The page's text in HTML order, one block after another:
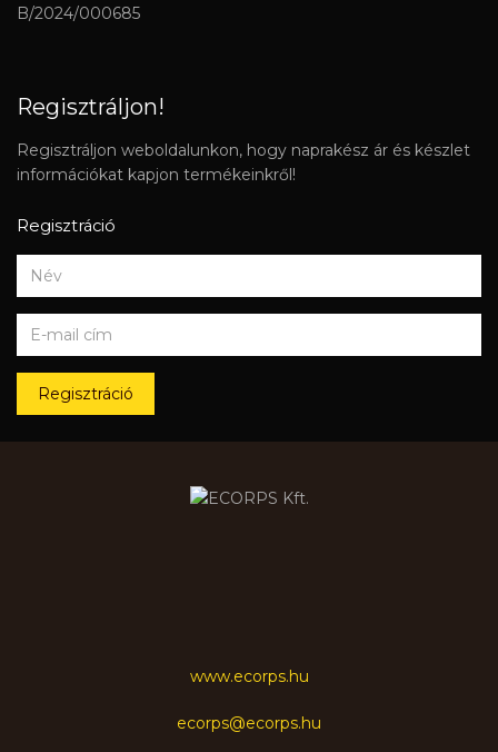
B/2024/000685
Regisztráljon!
Regisztráljon weboldalunkon, hogy naprakész ár és készlet
információkat kapjon termékeinkről!
Regisztráció
Regisztráció
www.ecorps.hu
ecorps@ecorps.hu